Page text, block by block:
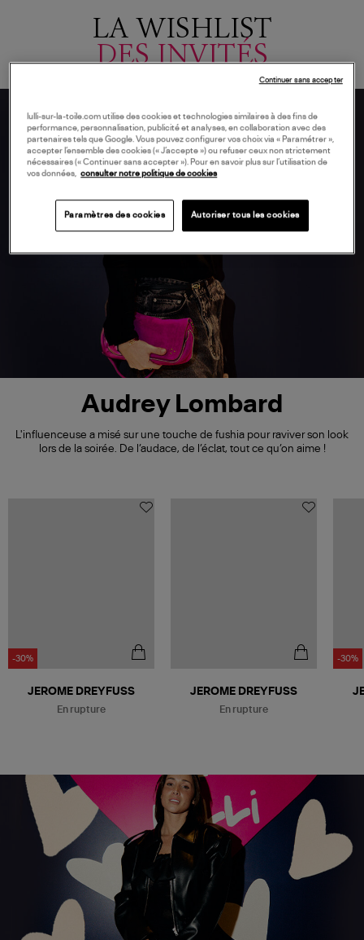
LA WISHLIST
DES INVITÉS
Audrey Lombard
L'influenceuse a misé sur une touche de fushia pour raviver son look
lors de la soirée. De l’audace, de l’éclat, tout ce qu’on aime !
-30%
En rupture
JEROME DREYFUSS
En rupture
JEROME DREYFUSS
-30%
lulli-sur-la-toile.com utilise des cookies et technologies similaires à des fins de
performance, personnalisation, publicité et analyses, en collaboration avec des
partenaires tels que Google. Vous pouvez configurer vos choix via « Paramétrer »,
accepter l’ensemble des cookies (« J’accepte ») ou refuser ceux non strictement
nécessaires (« Continuer sans accepter »). Pour en savoir plus sur l’utilisation de
vos données,
consulter notre politique de cookies
Paramètres des cookies Autoriser tous les cookies
Continuer sans accepter